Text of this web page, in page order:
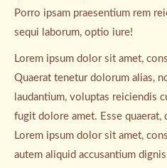
Porro ipsam praesentium rem
sequi laborum, optio iure!
Lorem ipsum dolor sit amet,
Quaerat tenetur dolorum alias,
laudantium, voluptas reiciendis
fugit dolore amet. Esse quaerat,
Lorem ipsum dolor sit amet,
autem aliquid accusantium